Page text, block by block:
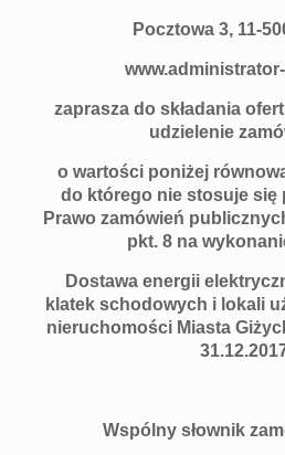
Pocztowa 3, 11-
zaprasza do składania
udzielenie
o wartości poniżej
do którego nie stosuje się
Prawo zamówień
pkt. 8 na
Dostawa energii
klatek schodowych i lokali
nieruchomości Miasta
Wspólny słownik